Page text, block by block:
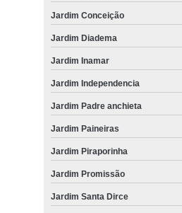
Jardim Conceição
Jardim Diadema
Jardim Inamar
Jardim Independencia
Jardim Padre anchieta
Jardim Paineiras
Jardim Piraporinha
Jardim Promissão
Jardim Santa Dirce